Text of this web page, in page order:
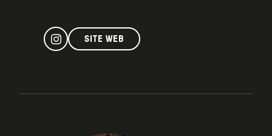
SITE WEB